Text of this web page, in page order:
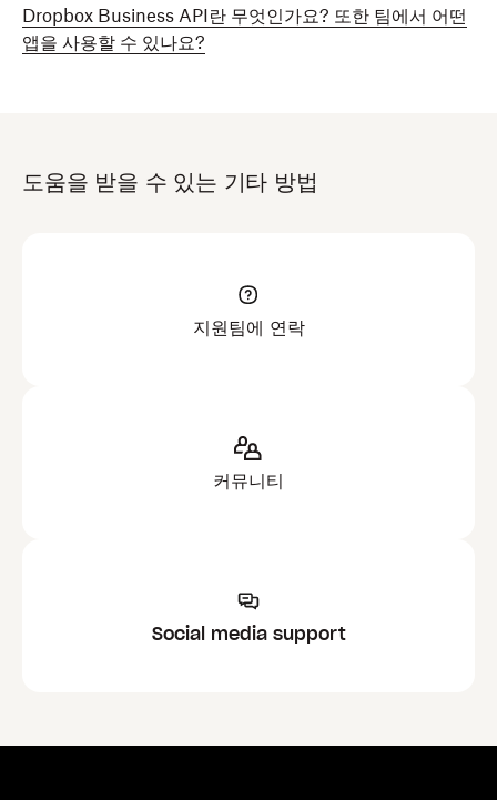
Dropbox Business API란 무엇인가요? 또한 팀에서 어떤
앱을 사용할 수 있나요?
도움을 받을 수 있는 기타 방법
지원팀에 연락
커뮤니티
Social media support